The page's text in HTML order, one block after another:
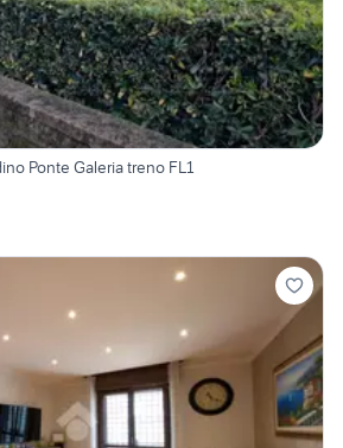
Ponte Galeria treno FL1